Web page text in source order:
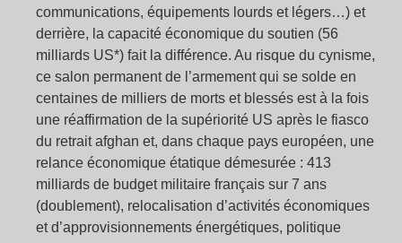
communications, équipements lourds et légers…) et
derrière, la capacité économique du soutien (56
milliards US*) fait la différence. Au risque du cynisme,
ce salon permanent de l’armement qui se solde en
centaines de milliers de morts et blessés est à la fois
une réaffirmation de la supériorité US après le fiasco
du retrait afghan et, dans chaque pays européen, une
relance économique étatique démesurée : 413
milliards de budget militaire français sur 7 ans
(doublement), relocalisation d’activités économiques
et d’approvisionnements énergétiques, politique